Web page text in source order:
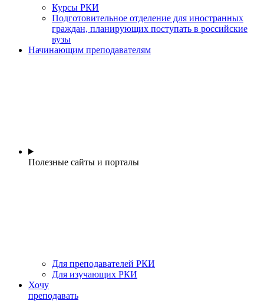
Курсы РКИ
Подготовительное отделение для иностранных
граждан, планирующих поступать в российские
вузы
Начинающим преподавателям
Полезные сайты и порталы
Для преподавателей РКИ
Для изучающих РКИ
Хочу
преподавать